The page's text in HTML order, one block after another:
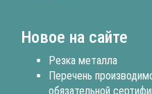
Новое на сайте
Резка металла
Перечень
обязательной